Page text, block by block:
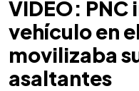
VIDEO:
vehículo en
movilizaba
asaltantes